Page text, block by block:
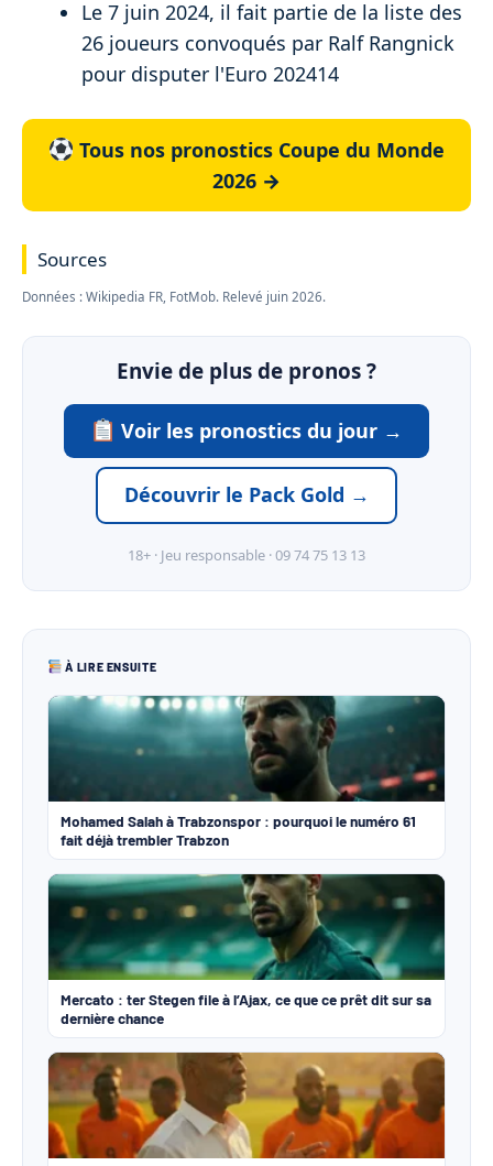
Le 7 juin 2024, il fait partie de la liste des
26 joueurs convoqués par Ralf Rangnick
pour disputer l'Euro 202414
Tous nos pronostics Coupe du Monde
2026 →
Sources
Données : Wikipedia FR, FotMob. Relevé juin 2026.
Envie de plus de pronos ?
Voir les pronostics du jour →
Découvrir le Pack Gold →
18+ · Jeu responsable · 09 74 75 13 13
À LIRE ENSUITE
Mohamed Salah à Trabzonspor : pourquoi le numéro 61
fait déjà trembler Trabzon
Mercato : ter Stegen file à l’Ajax, ce que ce prêt dit sur sa
dernière chance